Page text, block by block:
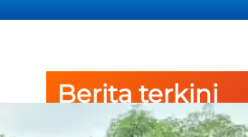
Berita terkini